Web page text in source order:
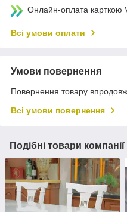
Онлайн-оплата карткою
Всі умови оплати
Умови повернення
Повернення товару
Всі умови повернення
Подібні товари компанії